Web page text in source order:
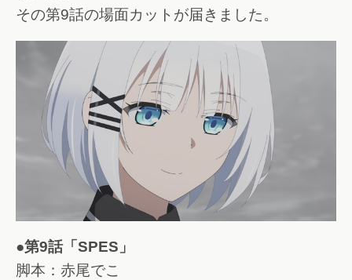
その第9話の場面カットが届きました。
●第9話「SPES」
脚本：赤尾でこ